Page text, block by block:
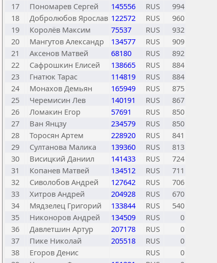
17
Пономарев Сергей 145556 RUS
994
18
Добролюбов Ярослав 122572 RUS
960
19
Королёв Максим 75537 RUS
932
20
Мангутов Александр 134577 RUS
909
21
Аксенов Матвей 68180 RUS
892
22
Сафрошкин Елисей 138665 RUS
884
23
Гнатюк Тарас 114819 RUS
884
24
Монахов Демьян 165949 RUS
875
25
Черемисин Лев 140191 RUS
867
26
Ломакин Егор 57691 RUS
850
27
Ван Янцзу 234579 RUS
850
28
Торосян Артем 228920 RUS
841
29
Султанова Малика 139360 RUS
813
30
Висицкий Даниил 141433 RUS
724
31
Копанев Матвей 134512 RUS
711
32
Сиволобов Андрей 127642 RUS
706
33
Хитров Андрей 204928 RUS
670
34
Мядзелец Григорий 133844 RUS
540
35
Никоноров Андрей 134509 RUS
0
36
Давлетшин Артур 207178 RUS
0
37
Пике Николай 205518 RUS
0
38
Егоров Денис RUS
0